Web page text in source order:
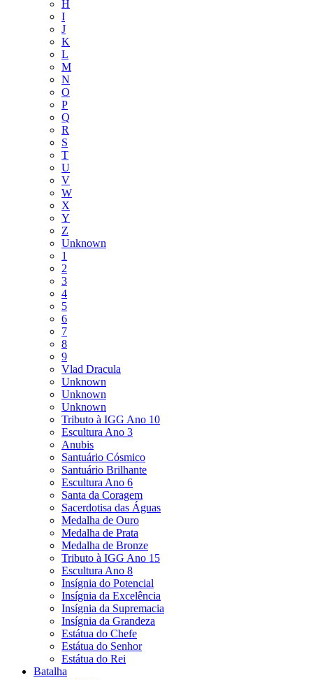
H
I
J
K
L
M
N
O
P
Q
R
S
T
U
V
W
X
Y
Z
Unknown
1
2
3
4
5
6
7
8
9
Vlad Dracula
Unknown
Unknown
Unknown
Tributo à IGG Ano 10
Escultura Ano 3
Anubis
Santuário Cósmico
Santuário Brilhante
Escultura Ano 6
Santa da Coragem
Sacerdotisa das Águas
Medalha de Ouro
Medalha de Prata
Medalha de Bronze
Tributo à IGG Ano 15
Escultura Ano 8
Insígnia do Potencial
Insígnia da Excelência
Insígnia da Supremacia
Insígnia da Grandeza
Estátua do Chefe
Estátua do Senhor
Estátua do Rei
Batalha